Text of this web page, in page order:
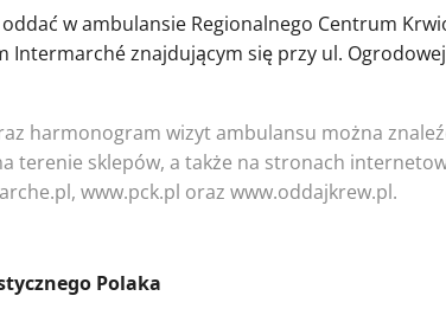
w ambulansie Regionalnego Centrum
znajdującym się przy ul.
harmonogram wizyt ambulansu można
terenie sklepów, a także na stronach
www.pck.pl oraz www.oddajkrew.pl.
Polaka